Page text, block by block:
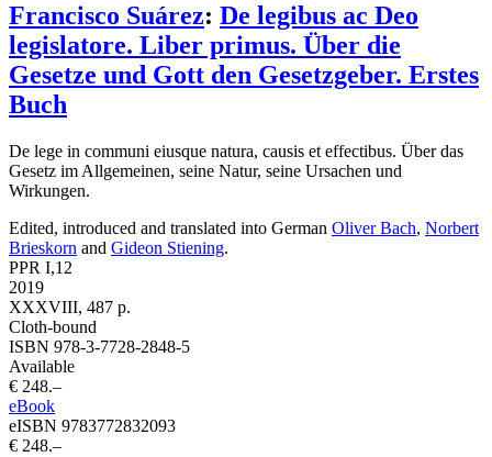
Francisco Suárez: De legibus ac Deo
legislatore. Liber primus. Über die
Gesetze und Gott den Gesetzgeber. Erstes
Buch
De lege in communi eiusque natura, causis et effectibus. Über das
Gesetz im Allgemeinen, seine Natur, seine Ursachen und
Wirkungen.
Edited, introduced and translated into German Oliver Bach, Norbert
Brieskorn and Gideon Stiening.
PPR I,12
2019
XXXVIII, 487 p.
Cloth-bound
ISBN 978-3-7728-2848-5
Available
€ 248.–
eBook
eISBN 9783772832093
€ 248.–